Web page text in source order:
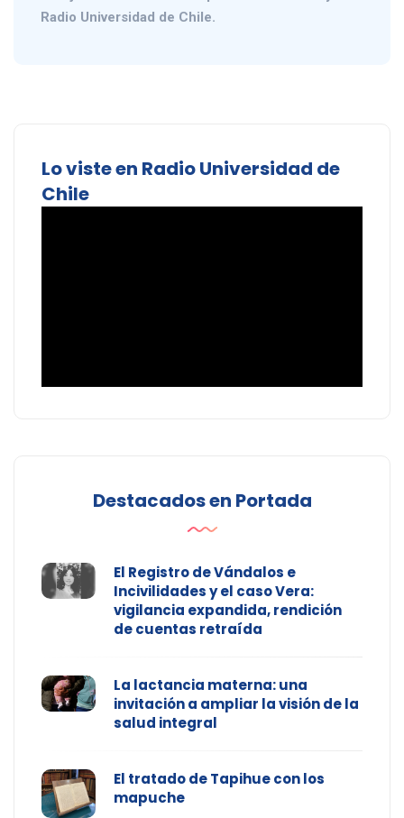
Radio Universidad de Chile.
Lo viste en Radio Universidad de
Chile
Destacados en Portada
El Registro de Vándalos e
Incivilidades y el caso Vera:
vigilancia expandida, rendición
de cuentas retraída
La lactancia materna: una
invitación a ampliar la visión de la
salud integral
El tratado de Tapihue con los
mapuche